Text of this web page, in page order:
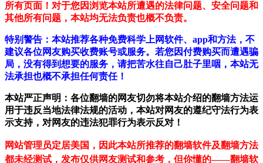
所有页面！对于您因浏览本站所遭遇的法律问题、安全问题和
其他所有问题，本站均无法负责也概不负责。
特别警告：本站推荐各种免费科学上网软件、app和方法，不
建议各位网友购买收费账号或服务。若您因付费购买而遭遇骗
局，没有得到想要的服务，请把苦水往自己肚子里咽，本站无
法承担也概不承担任何责任！
本站严正声明：各位翻墙的网友切勿将本站介绍的翻墙方法运
用于违反当地法律法规的活动，本站对网友的遵纪守法行为表
示支持，对网友的违法犯罪行为表示反对！
网站管理员定居美国，因此本站所推荐的翻墙软件及翻墙方法
都未经测试，发布仅供网友测试和参考，但你懂的——翻墙软